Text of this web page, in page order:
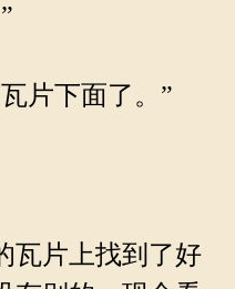
片下面了。”
瓦片上找到了好